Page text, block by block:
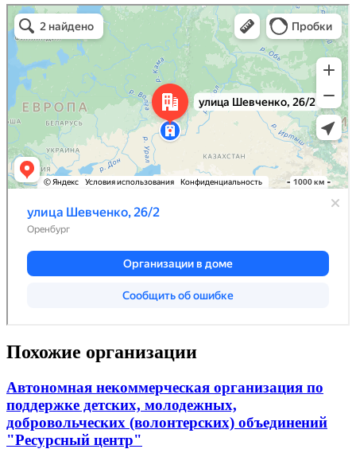
Похожие организации
Автономная некоммерческая организация по
поддержке детских, молодежных,
добровольческих (волонтерских) объединений
"Ресурсный центр"